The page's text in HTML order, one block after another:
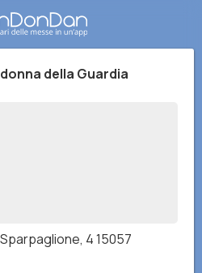
della Guardia
4 15057